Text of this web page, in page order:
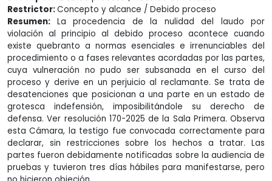
Restrictor:Concepto y alcance / Debido proceso
Resumen: La procedencia de la nulidad del laudo por
violación al principio al debido proceso acontece cuando
existe quebranto a normas esenciales e irrenunciables del
procedimiento o a fases relevantes acordadas por las partes,
cuya vulneración no pudo ser subsanada en el curso del
proceso y derive en un perjuicio al reclamante. Se trata de
desatenciones que posicionan a una parte en un estado de
grotesca indefensión, imposibilitándole su derecho de
defensa. Ver resolución 170-2025 de la Sala Primera. Observa
esta Cámara, la testigo fue convocada correctamente para
declarar, sin restricciones sobre los hechos a tratar. Las
partes fueron debidamente notificadas sobre la audiencia de
pruebas y tuvieron tres días hábiles para manifestarse, pero